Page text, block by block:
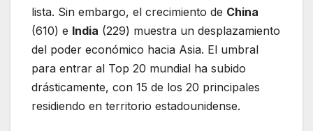
lista. Sin embargo, el crecimiento de China
(610) e India (229) muestra un desplazamiento
del poder económico hacia Asia. El umbral
para entrar al Top 20 mundial ha subido
drásticamente, con 15 de los 20 principales
residiendo en territorio estadounidense.